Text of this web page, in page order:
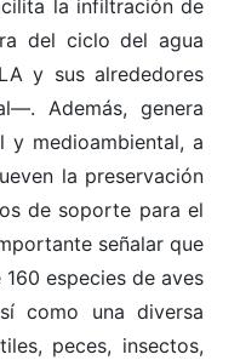
la infiltración de
del ciclo del agua
y sus alrededores
Además, genera
y medioambiental, a
la preservación
de soporte para el
señalar que
especies de aves
como una diversa
peces, insectos,